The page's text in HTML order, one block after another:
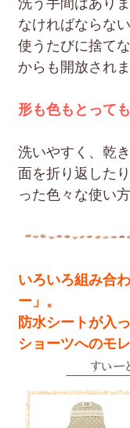
洗う手間はあり
なければならな
使うたびに捨て
からも開放されま
形も色もとって
洗いやすく、乾
面を折り返した
った色々な使い
いろいろ組み合
ー」。
防水シートが入
ショーツへのモ